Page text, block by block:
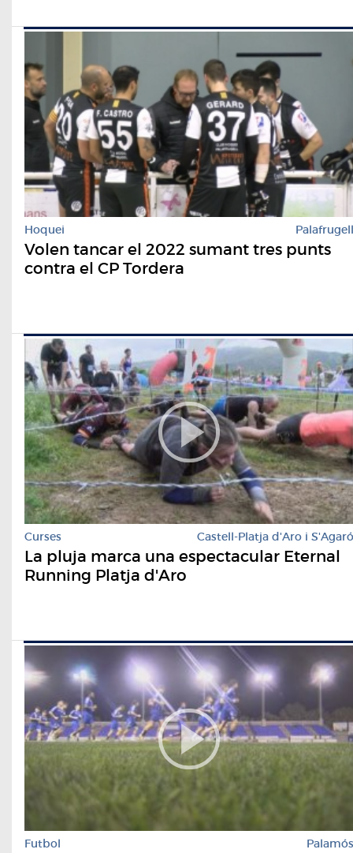
Hoquei Palafrugell
Volen tancar el 2022 sumant tres punts
contra el CP Tordera
Curses Castell-Platja d'Aro i S'Agaró
La pluja marca una espectacular Eternal
Running Platja d'Aro
Futbol Palamós